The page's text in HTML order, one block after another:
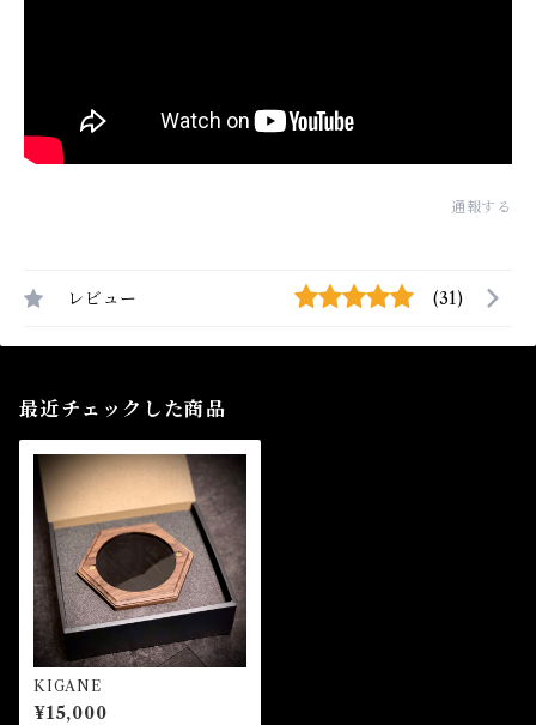
通報する
レビュー (31)
最近チェックした商品
KIGANE
¥15,000